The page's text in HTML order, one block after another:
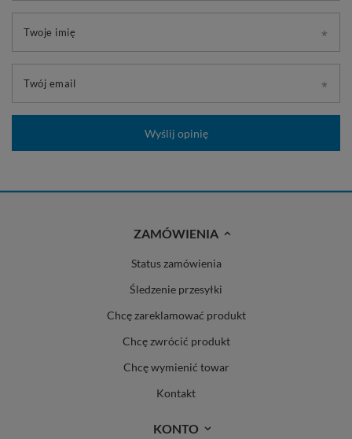
Twoje imię
Twój email
Wyślij opinię
ZAMÓWIENIA
Status zamówienia
Śledzenie przesyłki
Chcę zareklamować produkt
Chcę zwrócić produkt
Chcę wymienić towar
Kontakt
KONTO